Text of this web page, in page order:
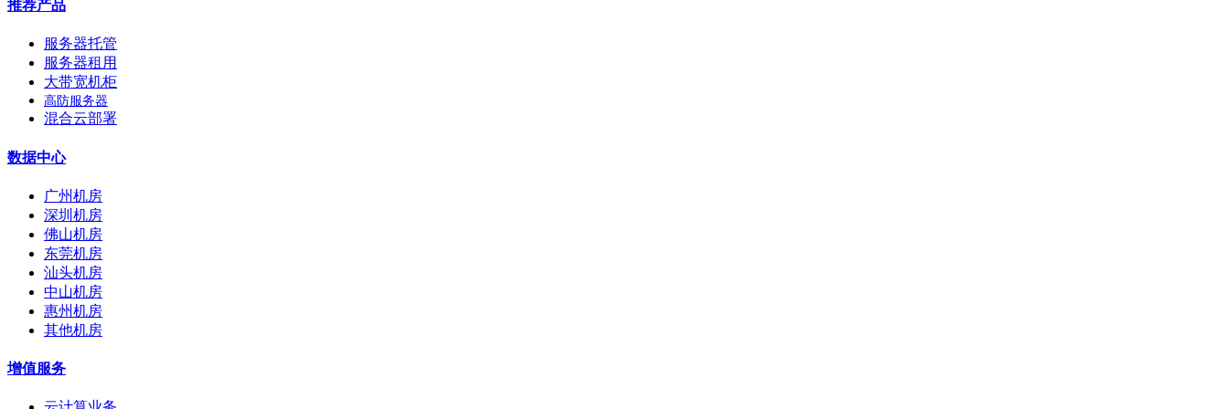
推荐产品
服务器托管
服务器租用
大带宽机柜
高防服务器
混合云部署
数据中心
广州机房
深圳机房
佛山机房
东莞机房
汕头机房
中山机房
惠州机房
其他机房
增值服务